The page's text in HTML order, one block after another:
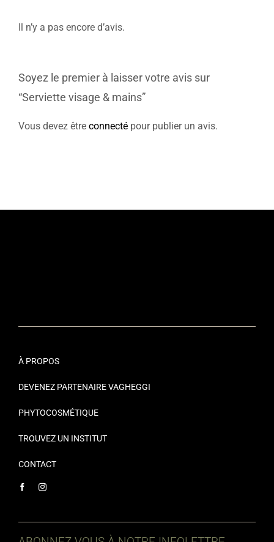
Il n’y a pas encore d’avis.
Soyez le premier à laisser votre avis sur
“Serviette visage & mains”
Vous devez être connectépour publier un avis.
À PROPOS
DEVENEZ PARTENAIRE VAGHEGGI
PHYTOCOSMÉTIQUE
TROUVEZ UN INSTITUT
CONTACT